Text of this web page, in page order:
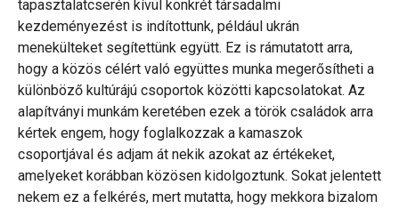
tapasztalatcserén kívül konkrét társadalmi
kezdeményezést is indítottunk, például ukrán
menekülteket segítettünk együtt. Ez is rámutatott arra,
hogy a közös célért való együttes munka megerősítheti a
különböző kultúrájú csoportok közötti kapcsolatokat. Az
alapítványi munkám keretében ezek a török családok arra
kértek engem, hogy foglalkozzak a kamaszok
csoportjával és adjam át nekik azokat az értékeket,
amelyeket korábban közösen kidolgoztunk. Sokat jelentett
nekem ez a felkérés, mert mutatta, hogy mekkora bizalom